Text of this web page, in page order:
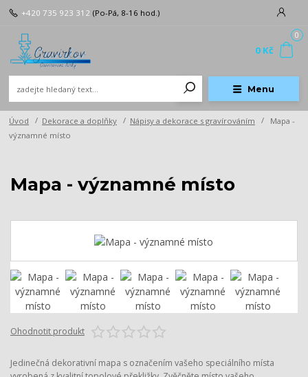
Menu
+420 735 923 312 (Po-Pá, 8-16 hod.)
0
0 Kč
Úvod Dekorace a doplňky Nápisy a dekorace s gravírováním
Mapa -
významné místo
Mapa - významné místo
Ohodnotit produkt
Jedinečná dekorativní mapa s označením vašeho speciálního místa